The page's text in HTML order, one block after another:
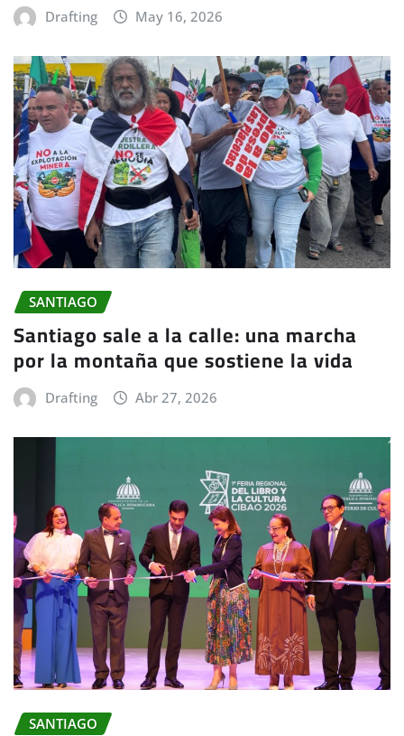
Drafting May 16, 2026
SANTIAGO
Santiago sale a la calle: una marcha
por la montaña que sostiene la vida
Drafting Abr 27, 2026
SANTIAGO